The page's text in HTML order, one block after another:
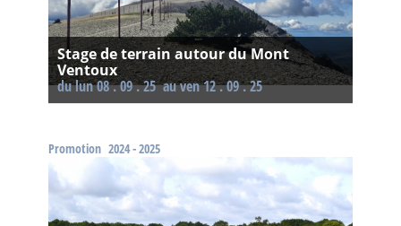
Stage de terrain autour du Mont
Ventoux
Du lun 08 . 09 . 25
au ven 12 . 09 . 25
Promotion 2024 - 2025